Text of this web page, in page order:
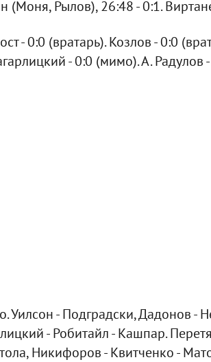
(Моня, Рылов), 26:48 - 0:1.
- 0:0 (вратарь). Козлов - 0:0
- 0:0 (мимо). А. Радулов
Уилсон - Подградски, Дадонов -
- Робитайл - Кашпар.
Никифоров - Квитченко -